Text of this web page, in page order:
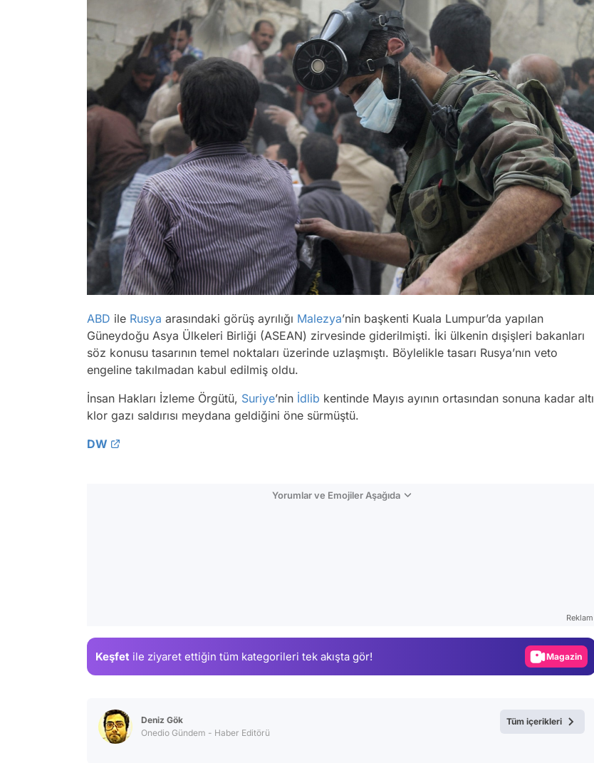
ABD ile Rusya arasındaki görüş ayrılığı Malezya’nin başkenti Kuala Lumpur’da yapılan
Güneydoğu Asya Ülkeleri Birliği (ASEAN) zirvesinde giderilmişti. İki ülkenin dışişleri bakanları
söz konusu tasarının temel noktaları üzerinde uzlaşmıştı. Böylelikle tasarı Rusya’nın veto
engeline takılmadan kabul edilmiş oldu.
İnsan Hakları İzleme Örgütü, Suriye’nin İdlib kentinde Mayıs ayının ortasından sonuna kadar altı
klor gazı saldırısı meydana geldiğini öne sürmüştü.
DW
Yorumlar ve Emojiler Aşağıda
Reklam
Keşfet ile ziyaret ettiğin tüm kategorileri tek akışta gör! Magazin
Deniz Gök
Onedio Gündem - Haber Editörü
Tüm içerikleri